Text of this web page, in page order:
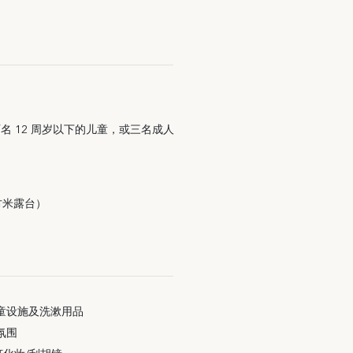
12 周岁以下的儿童，或三名成人
露台）
设施及洗漱用品
围